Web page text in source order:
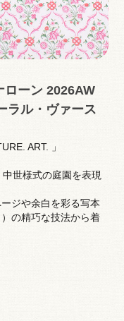
ローン 2026AW
ラル・ヴァース
ART. 」
世様式の庭園を表現
ジや余白を彩る写本
の精巧な技法から着